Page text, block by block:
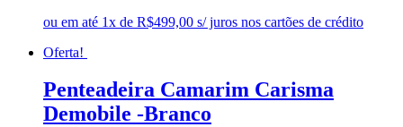
ou em até 1x de R$499,00 s/ juros nos cartões de crédito
Oferta!
Penteadeira Camarim Carisma
Demobile -Branco